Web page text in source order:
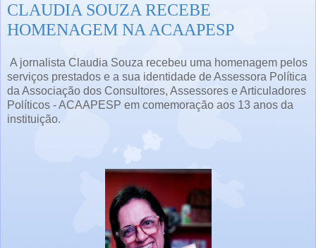
CLAUDIA SOUZA RECEBE
HOMENAGEM NA ACAAPESP
A jornalista Claudia Souza recebeu uma homenagem pelos
serviços prestados e a sua identidade de Assessora Política
da Associação dos Consultores, Assessores e Articuladores
Políticos - ACAAPESP em comemoração aos 13 anos da
instituição.